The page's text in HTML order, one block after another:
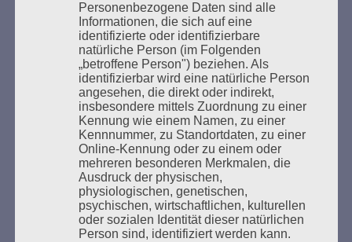
Donnerstag, 21. Mai 2026, 11 – 18 Uhr
Zum 26. Mal gibt es eine Marathonlesung anlässlich
des Gedenkens an die Verbrennung von Büchern am
Kaifu-Ufer – genau an dem Ort, wo im Mai 1933 NS-
Studentenorganisationen und Burschenschaftler
Bücher verbrannten.
Weitere Informationen:lesezeichen-setzen.de
Personenbezogene Daten sind alle
Informationen, die sich auf eine
identifizierte oder identifizierbare
natürliche Person (im Folgenden
„betroffene Person") beziehen. Als
identifizierbar wird eine natürliche Person
angesehen, die direkt oder indirekt,
insbesondere mittels Zuordnung zu einer
Kennung wie einem Namen, zu einer
Kennnummer, zu Standortdaten, zu einer
Online-Kennung oder zu einem oder
mehreren besonderen Merkmalen, die
Ausdruck der physischen,
physiologischen, genetischen,
psychischen, wirtschaftlichen, kulturellen
oder sozialen Identität dieser natürlichen
Person sind, identifiziert werden kann.